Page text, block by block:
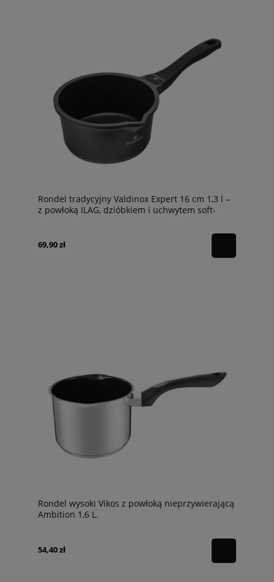
Rondel tradycyjny Valdinox Expert 16 cm 1,3 l –
z powłoką ILAG, dzióbkiem i uchwytem soft-
69,90 zł
Rondel wysoki Vikos z powłoką nieprzywierającą
Ambition 1,6 L.
54,40 zł